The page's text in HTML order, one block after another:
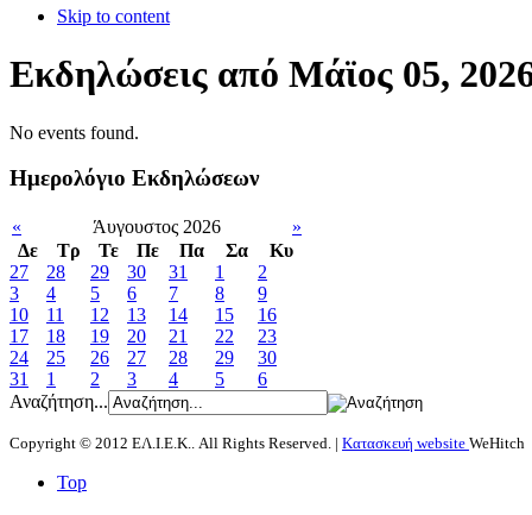
Skip to content
Εκδηλώσεις από Μάϊος 05,
No events found.
Ημερολόγιο Εκδηλώσεων
« Άυγουστος 2026
»
Δε
Tρ Τε Πε Πα Σα
Κυ
27
28 29 30 31 1
2
3
4 5 6 7 8
9
10
11 12 13 14 15
16
17
18 19 20 21 22
23
24
25 26 27 28 29
30
31
1 2 3 4 5
6
Αναζήτηση...
Copyright © 2012 ΕΛ.Ι.Ε.Κ.. All Rights Reserved. | Κατασκευή website WeHitch
Top